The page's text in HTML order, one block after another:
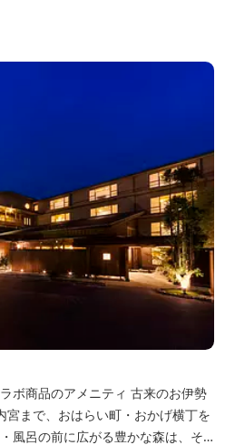
アメニティ 古来のお伊勢
まで、おはらい町・おかげ横丁を
風呂の前に広がる豊かな森は、そ